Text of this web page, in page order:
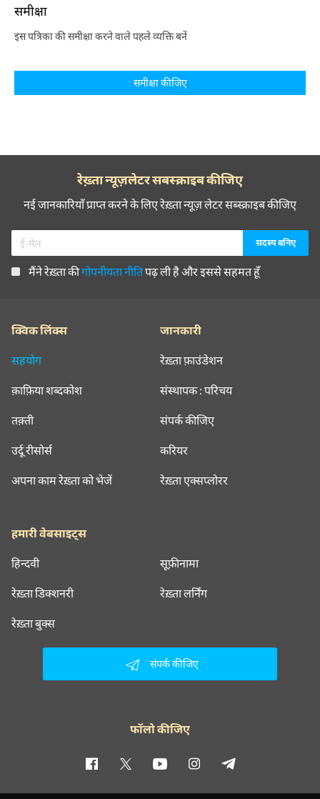
समीक्षा
इस पत्रिका की समीक्षा करने वाले पहले व्यक्ति बनें
समीक्षा कीजिए
रेख़्ता न्यूज़लेटर सबस्क्राइब कीजिए
नई जानकारियाँ प्राप्त करने के लिए रेख़्ता न्यूज़ लेटर सब्स्क्राइब कीजिए
मैंने रेख़्ता कीगोपनीयता नीतिपढ़ ली है और इससे सहमत हूँ
क्विक लिंक्स
सहयोग
क़ाफ़िया शब्दकोश
तक़्ती
उर्दू रीसोर्स
अपना काम रेख़्ता को भेजें
जानकारी
रेख़्ता फ़ाउंडेशन
संस्थापक : परिचय
संपर्क कीजिए
करियर
रेख़्ता एक्सप्लोरर
हमारी वेबसाइट्स
हिन्दवी सूफ़ीनामा
रेख़्ता डिक्शनरी रेख़्ता लर्निंग
रेख़्ता बुक्स
संपर्क कीजिए
फॉलो कीजिए